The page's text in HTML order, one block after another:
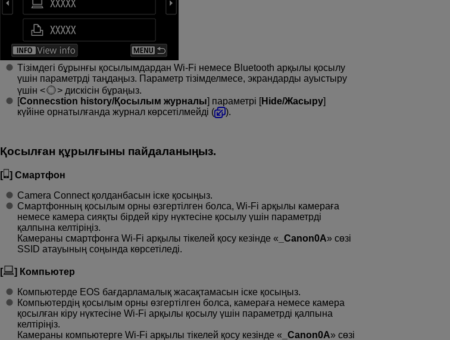
Тізімдегі бұрынғы қосылымдардан Wi-Fi немесе Bluetooth арқылы қосылу
үшін параметрді таңдаңыз. Параметр тізімделмесе, экрандарды ауыстыру
үшін
дискісін бұраңыз.
[Connecstion history/Қосылым журналы] параметрі [Hide/Жасыру]
күйіне орнатылғанда журнал көрсетілмейді (
).
Қосылған құрылғыны пайдаланыңыз.
[
] Смартфон
Camera Connect қолданбасын іске қосыңыз.
Смартфонның қосылым орны өзгертілген болса, Wi-Fi арқылы камераға
немесе камера сияқты бірдей кіру нүктесіне қосылу үшін параметрді
қалпына келтіріңіз.
Камераны смартфонға Wi-Fi арқылы тікелей қосу кезінде « _Canon0A» сөзі
SSID атауының соңында көрсетіледі.
[
] Компьютер
Компьютерде EOS бағдарламалық жасақтамасын іске қосыңыз.
Компьютердің қосылым орны өзгертілген болса, камераға немесе камера
қосылған кіру нүктесіне Wi-Fi арқылы қосылу үшін параметрді қалпына
келтіріңіз.
Камераны компьютерге Wi-Fi арқылы тікелей қосу кезінде « _Canon0A» сөзі